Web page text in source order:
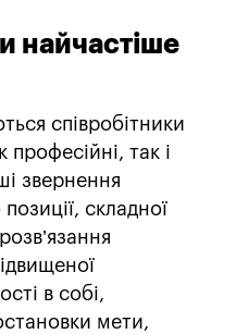
найчастіше
співробітники
професійні, так і
звернення
складної
в собі,
мети,